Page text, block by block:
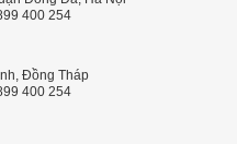
400 254
Đồng Tháp
400 254